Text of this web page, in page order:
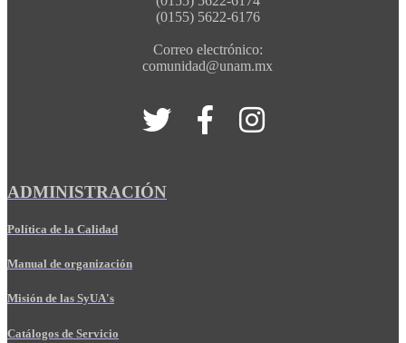
(0155) 5622-6176
Correo electrónico:
comunidad@unam.mx
ADMINISTRACIÓN
Política de la Calidad
Manual de organización
Misión de las SyUA's
Catálogos de Servicio